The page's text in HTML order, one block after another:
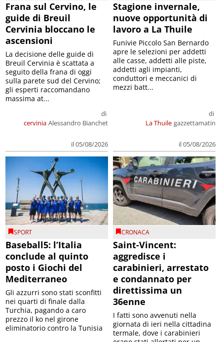
Frana sul Cervino, le
guide di Breuil
Cervinia bloccano le
ascensioni
cervinia
di
Alessandro Bianchet
il 05/08/2026
La decisione delle guide di
Breuil Cervinia è scattata a
seguito della frana di oggi
sulla parete sud del Cervino;
gli esperti raccomandano
massima at...
Stagione invernale,
nuove opportunità di
lavoro a La Thuile
La Thuile
di
gazzettamatin
il 05/08/2026
Funivie Piccolo San Bernardo
apre le selezioni per addetti
alle casse, addetti alle piste,
addetti agli impianti,
conduttori e meccanici di
mezzi batt...
SPORT
Baseball5: l’Italia
conclude al quinto
posto i Giochi del
Mediterraneo
Gli azzurri sono stati sconfitti
nei quarti di finale dalla
Turchia, pagando a caro
prezzo il ko nel girone
eliminatorio contro la Tunisia
CRONACA
Saint-Vincent:
aggredisce i
carabinieri, arrestato
e condannato per
direttissima un
36enne
I fatti sono avvenuti nella
giornata di ieri nella cittadina
termale, dove i carabinieri